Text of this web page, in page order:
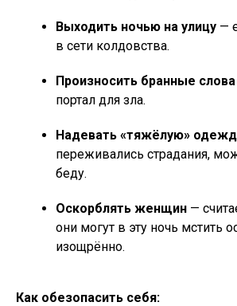
Выходить ночью на улицу —
в сети колдовства.
Произносить бранные слова
портал для зла.
Надевать «тяжёлую»
переживались страдания,
беду.
Оскорблять женщин —
они могут в эту ночь мстить
изощрённо.
Как обезопасить себя: